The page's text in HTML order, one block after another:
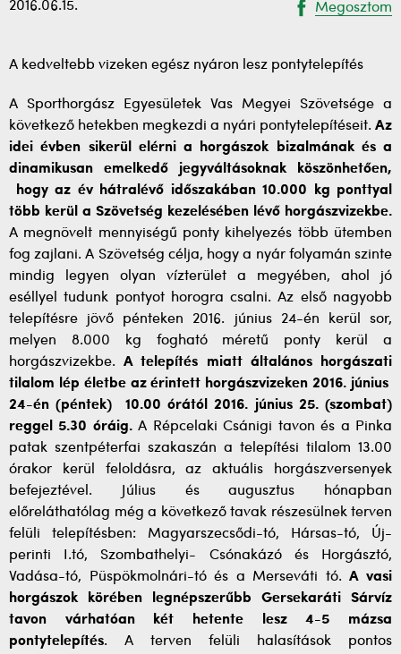
2016.06.15. Megosztom
A kedveltebb vizeken egész nyáron lesz pontytelepítés
A Sporthorgász Egyesületek Vas Megyei Szövetsége a
következő hetekben megkezdi a nyári pontytelepítéseit. Az
idei évben sikerül elérni a horgászok bizalmának és a
dinamikusan emelkedő jegyváltásoknak köszönhetően,
hogy az év hátralévő időszakában 10.000 kg ponttyal
több kerül a Szövetség kezelésében lévő horgászvizekbe.
A megnövelt mennyiségű ponty kihelyezés több ütemben
fog zajlani. A Szövetség célja, hogy a nyár folyamán szinte
mindig legyen olyan vízterület a megyében, ahol jó
eséllyel tudunk pontyot horogra csalni. Az első nagyobb
telepítésre jövő pénteken 2016. június 24-én kerül sor,
melyen 8.000 kg fogható méretű ponty kerül a
horgászvizekbe. A telepítés miatt általános horgászati
tilalom lép életbe az érintett horgászvizeken 2016. június
24-én (péntek) 10.00 órától 2016. június 25. (szombat)
reggel 5.30 óráig.A Répcelaki Csánigi tavon és a Pinka
patak szentpéterfai szakaszán a telepítési tilalom 13.00
órakor kerül feloldásra, az aktuális horgászversenyek
befejeztével. Július és augusztus hónapban
előreláthatólag még a következő tavak részesülnek terven
felüli telepítésben: Magyarszecsődi-tó, Hársas-tó, Új-
perinti I.tó, Szombathelyi- Csónakázó és Horgásztó,
Vadása-tó, Püspökmolnári-tó és a Merseváti tó.A vasi
horgászok körében legnépszerűbb Gersekaráti Sárvíz
tavon várhatóan két hetente lesz 4-5 mázsa
pontytelepítés. A terven felüli halasítások pontos